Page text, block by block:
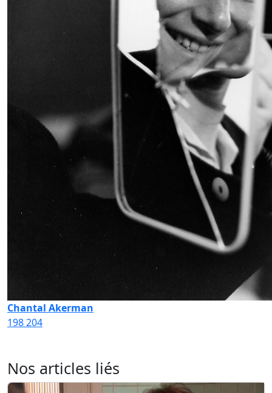
Chantal Akerman
198204
Nos articles liés